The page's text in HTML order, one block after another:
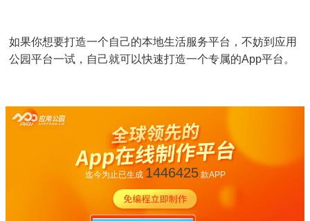
如果你想要打造一个自己的本地生活服务平台，不妨到应用
公园平台一试，自己就可以快速打造一个专属的App平台。
迄今为止已生成 1446425款APP